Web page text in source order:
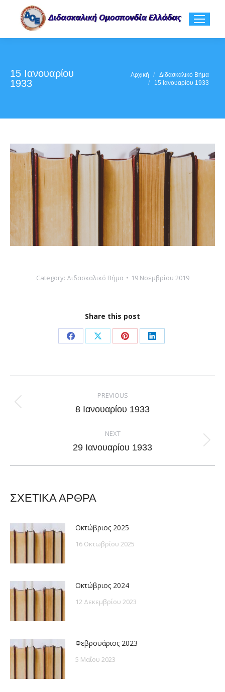
15 Ιανουαρίου
1933
Αρχική
Διδασκαλικό Βήμα
15 Ιανουαρίου 1933
Category: Διδασκαλικό Βήμα 19 Νοεμβρίου 2019
Share this post
Share
Facebook
Share
X
Share
Pinterest
Share
LinkedIn
navigation
PREVIOUS
Previous
8 Ιανουαρίου 1933
NEXT
Next
29 Ιανουαρίου 1933
ΣΧΕΤΙΚΑ ΑΡΘΡΑ
Οκτώβριος 2025
16 Οκτωβρίου 2025
Οκτώβριος 2024
12 Δεκεμβρίου 2023
Φεβρουάριος 2023
5 Μαΐου 2023